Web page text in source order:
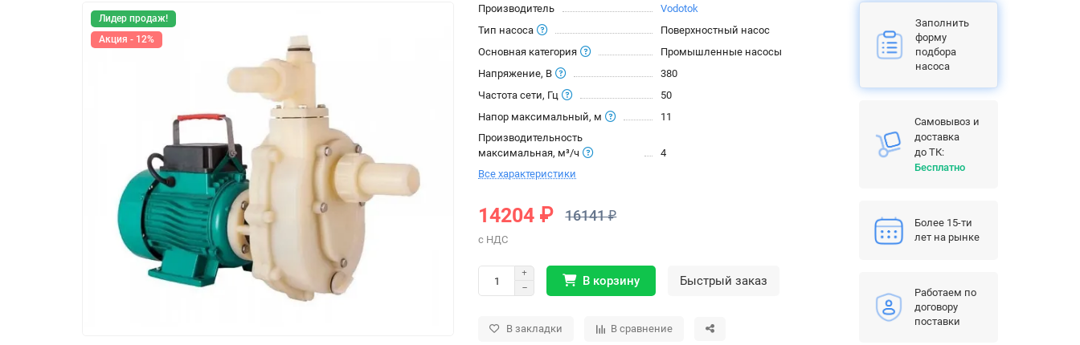
Лидер продаж!
Акция - 12%
Производитель
Vodotok
Тип насоса
Поверхностный насос
Основная категория
Промышленные насосы
Напряжение, В
380
Частота сети, Гц
50
Напор максимальный, м
11
Производительность
максимальная, м³/ч
4
Все характеристики
14204 ₽ 16141 ₽
В корзину Быстрый заказ
В закладки В сравнение
Заполнить
форму
подбора
насоса
Самовывоз и
доставка
до ТК:
Бесплатно
Более 15-ти
лет на рынке
Работаем по
договору
поставки